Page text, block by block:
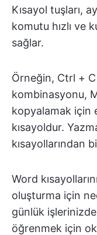
Kısayol tuşları,
komutu hızlı ve
sağlar.
Örneğin, Ctrl +
kombinasyonu,
kopyalamak için
kısayoldur.
kısayollarından
Word
oluşturma için
günlük
öğrenmek için